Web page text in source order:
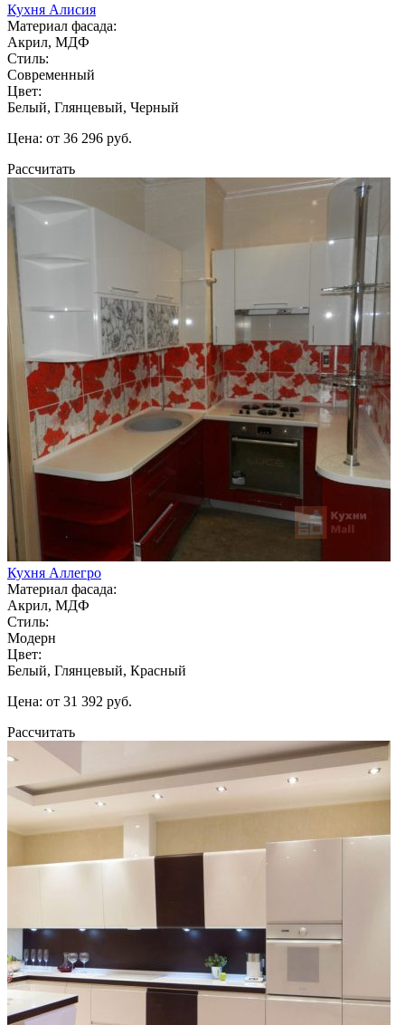
Кухня Алисия
Материал фасада:
Акрил, МДФ
Стиль:
Современный
Цвет:
Белый, Глянцевый, Черный
Цена: от 36 296 руб.
Рассчитать
Кухня Аллегро
Материал фасада:
Акрил, МДФ
Стиль:
Модерн
Цвет:
Белый, Глянцевый, Красный
Цена: от 31 392 руб.
Рассчитать